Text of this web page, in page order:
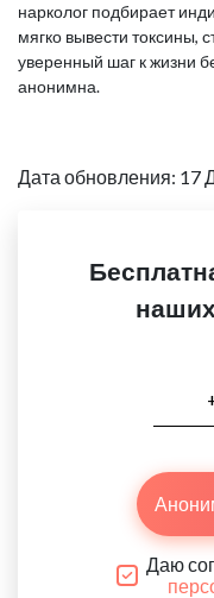
нарколог подбирает
мягко вывести токсины,
уверенный шаг к жизни
анонимна.
Дата обновления: 17
Даю